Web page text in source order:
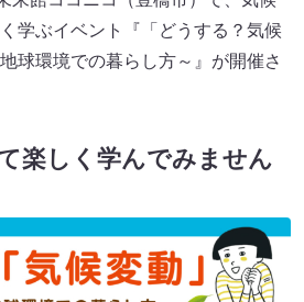
学ぶイベント『「どうする？気候
球環境での暮らし方～』が開催さ
楽しく学んでみません